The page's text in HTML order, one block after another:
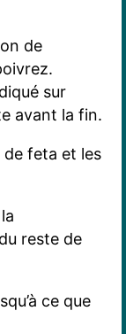
de
sur
avant la fin.
feta et les
reste de
ce que